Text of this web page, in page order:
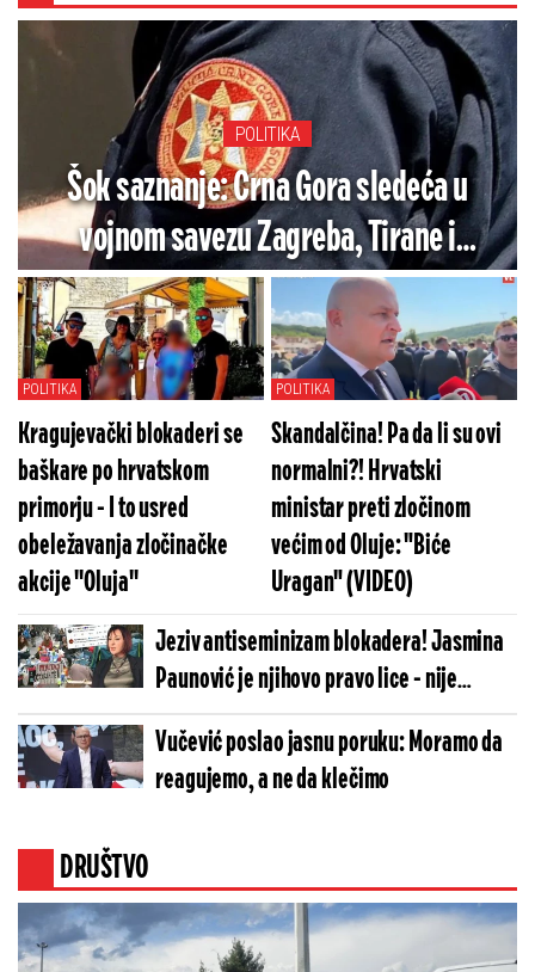
POLITIKA
Šok saznanje: Crna Gora sledeća u
vojnom savezu Zagreba, Tirane i
Prištine?
POLITIKA
Kragujevački blokaderi se
baškare po hrvatskom
primorju - I to usred
obeležavanja zločinačke
akcije ''Oluja''
POLITIKA
Skandalčina! Pa da li su ovi
normalni?! Hrvatski
ministar preti zločinom
većim od Oluje: "Biće
Uragan" (VIDEO)
Jeziv antiseminizam blokadera! Jasmina
Paunović je njihovo pravo lice - nije
greškom druga na listi! (FOTO)
Vučević poslao jasnu poruku: Moramo da
reagujemo, a ne da klečimo
DRUŠTVO